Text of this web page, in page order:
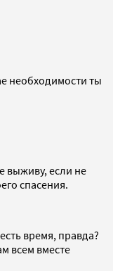
необходимости ты
выживу, если не
спасения.
время, правда?
всем вместе